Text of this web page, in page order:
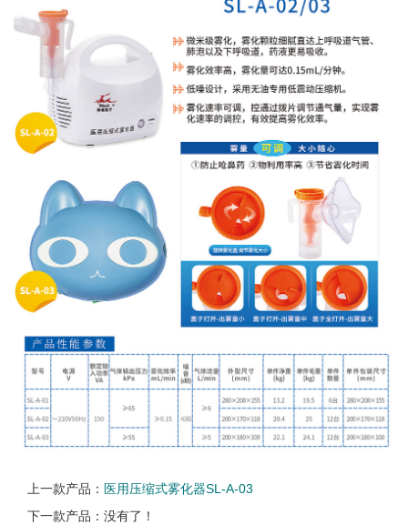
上一款产品： 医用压缩式雾化器SL-A-03
下一款产品：没有了！